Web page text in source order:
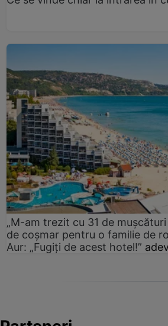
„M-am trezit cu 31 de
de coșmar pentru o familie de
Aur: „Fugiți de acest hotel!”